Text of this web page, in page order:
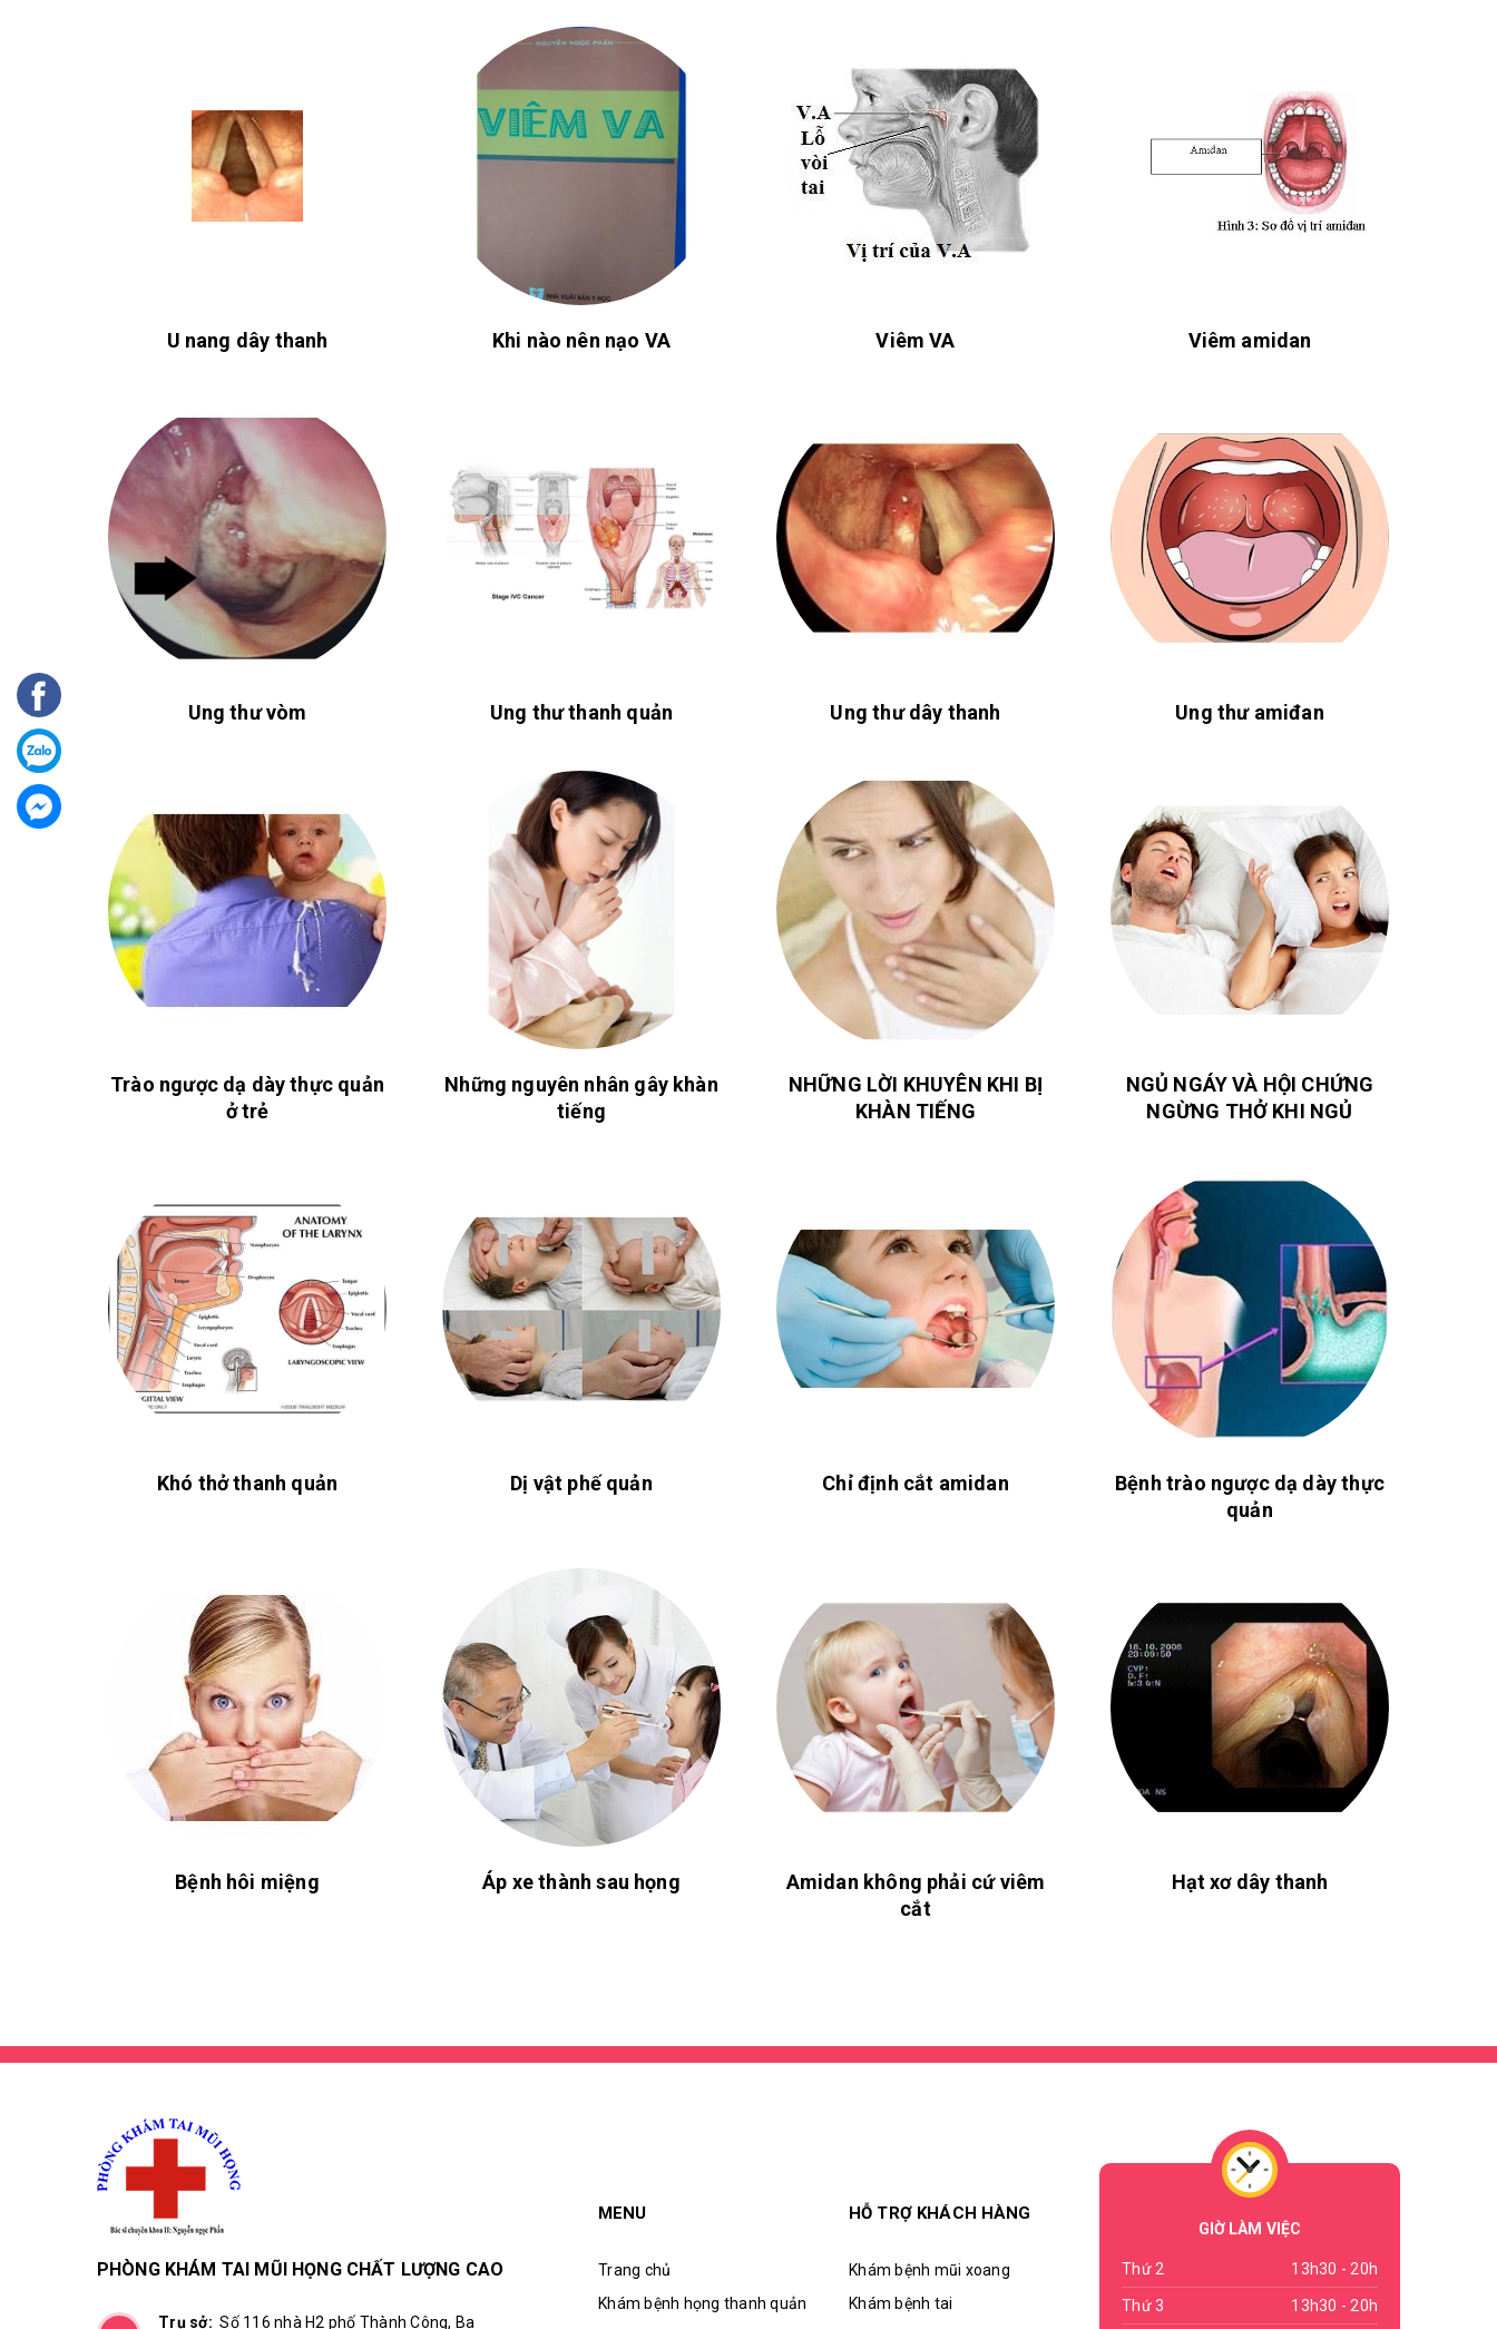
U nang dây thanh Khi nào nên nạo VA Viêm VA Viêm amidan
Ung thư vòm Ung thư thanh quản Ung thư dây thanh Ung thư amiđan
Trào ngược dạ dày thực quản
ở trẻ
Những nguyên nhân gây khàn
tiếng
NHỮNG LỜI KHUYÊN KHI BỊ
KHÀN TIẾNG
NGỦ NGÁY VÀ HỘI CHỨNG
NGỪNG THỞ KHI NGỦ
Khó thở thanh quản Dị vật phế quản Chỉ định cắt amidan
Bệnh trào ngược dạ dày thực
quản
Bệnh hôi miệng Áp xe thành sau họng
Amidan không phải cứ viêm
cắt
Hạt xơ dây thanh
PHÒNG KHÁM TAI MŨI HỌNG CHẤT LƯỢNG CAO
Trụ sở:Số 116 nhà H2 phố Thành Công, Ba
MENU
Trang chủ
Khám bệnh họng thanh quản
HỖ TRỢ KHÁCH HÀNG
Khám bệnh mũi xoang
Khám bệnh tai
GIỜ LÀM VIỆC
Thứ 2 13h30 - 20h
Thứ 3 13h30 - 20h